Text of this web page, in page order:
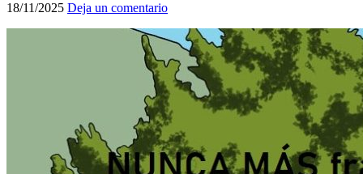
18/11/2025 Deja un comentario